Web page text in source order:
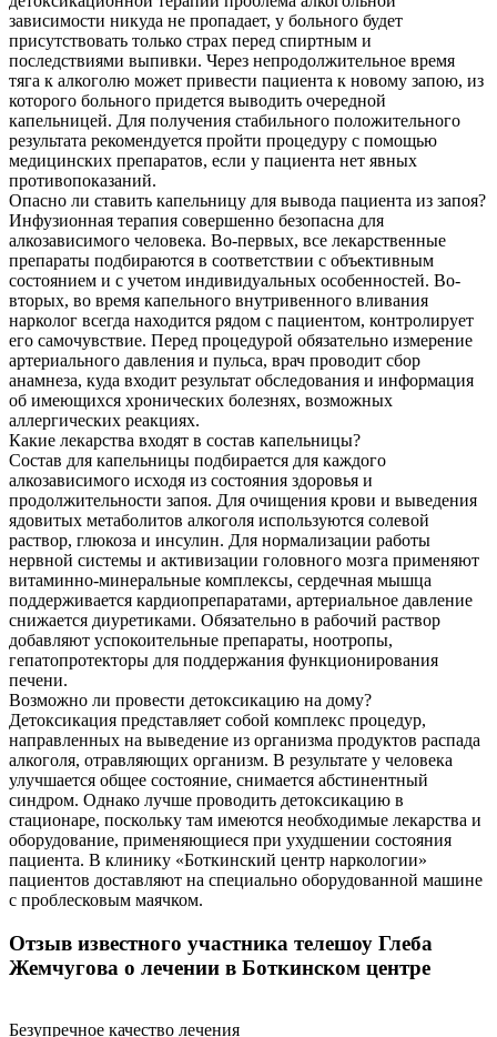
зависимости никуда не пропадает, у больного будет
присутствовать только страх перед спиртным и
последствиями выпивки. Через непродолжительное время
тяга к алкоголю может привести пациента к новому запою, из
которого больного придется выводить очередной
капельницей. Для получения стабильного положительного
результата рекомендуется пройти процедуру с помощью
медицинских препаратов, если у пациента нет явных
противопоказаний.
Опасно ли ставить капельницу для вывода пациента из запоя?
Инфузионная терапия совершенно безопасна для
алкозависимого человека. Во-первых, все лекарственные
препараты подбираются в соответствии с объективным
состоянием и с учетом индивидуальных особенностей. Во-
вторых, во время капельного внутривенного вливания
нарколог всегда находится рядом с пациентом, контролирует
его самочувствие. Перед процедурой обязательно измерение
артериального давления и пульса, врач проводит сбор
анамнеза, куда входит результат обследования и информация
об имеющихся хронических болезнях, возможных
аллергических реакциях.
Какие лекарства входят в состав капельницы?
Состав для капельницы подбирается для каждого
алкозависимого исходя из состояния здоровья и
продолжительности запоя. Для очищения крови и выведения
ядовитых метаболитов алкоголя используются солевой
раствор, глюкоза и инсулин. Для нормализации работы
нервной системы и активизации головного мозга применяют
витаминно-минеральные комплексы, сердечная мышца
поддерживается кардиопрепаратами, артериальное давление
снижается диуретиками. Обязательно в рабочий раствор
добавляют успокоительные препараты, ноотропы,
гепатопротекторы для поддержания функционирования
печени.
Возможно ли провести детоксикацию на дому?
Детоксикация представляет собой комплекс процедур,
направленных на выведение из организма продуктов распада
алкоголя, отравляющих организм. В результате у человека
улучшается общее состояние, снимается абстинентный
синдром. Однако лучше проводить детоксикацию в
стационаре, поскольку там имеются необходимые лекарства и
оборудование, применяющиеся при ухудшении состояния
пациента. В клинику «Боткинский центр наркологии»
пациентов доставляют на специально оборудованной машине
с проблесковым маячком.
Отзыв известного участника телешоу Глеба
Жемчугова о лечении в Боткинском центре
Безупречное качество лечения